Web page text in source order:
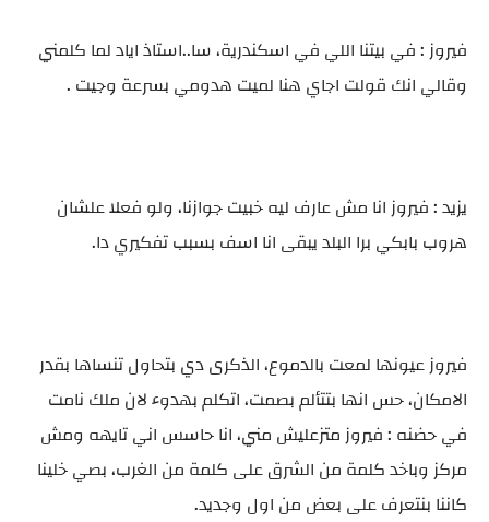
فيروز : في بيتنا اللي في اسكندرية، سا..استاذ اياد لما كلمني
وقالي انك قولت اجاي هنا لميت هدومي بسرعة وجيت .
يزيد : فيروز انا مش عارف ليه خبيت جوازنا، ولو فعلا علشان
هروب بابكي برا البلد يبقى انا اسف بسبب تفكيري دا.
فيروز عيونها لمعت بالدموع، الذكرى دي بتحاول تنساها بقدر
الامكان، حس انها بتتألم بصمت، اتكلم بهدوء لان ملك نامت
في حضنه : فيروز متزعليش مني، انا حاسس اني تايهه ومش
مركز وباخد كلمة من الشرق على كلمة من الغرب، بصي خلينا
كاننا بنتعرف على بعض من اول وجديد.